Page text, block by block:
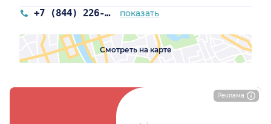
Реклама
+7 (844) 226-03-60 показать
Смотреть на карте